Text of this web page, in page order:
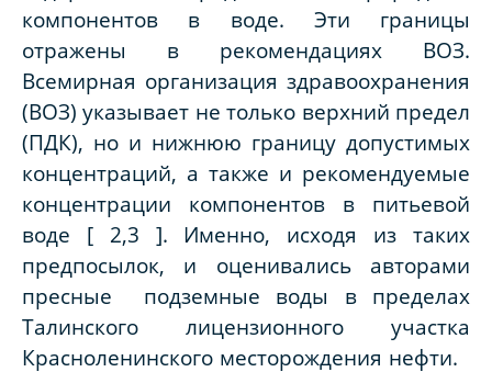
компонентов в воде. Эти границы
отражены в рекомендациях ВОЗ.
Всемирная организация здравоохранения
(ВОЗ) указывает не только верхний предел
(ПДК), но и нижнюю границу допустимых
концентраций, а также и рекомендуемые
концентрации компонентов в питьевой
воде [2,3 ]. Именно, исходя из таких
предпосылок, и оценивались авторами
пресные подземные воды в пределах
Талинского лицензионного участка
Красноленинского месторождения нефти.